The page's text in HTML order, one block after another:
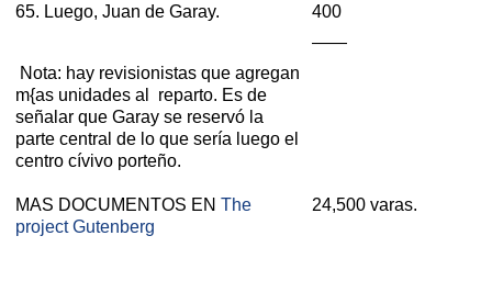
65. Luego, Juan de Garay.
400
——
Nota: hay revisionistas que agregan
m{as unidades al reparto. Es de
señalar que Garay se reservó la
parte central de lo que sería luego el
centro cívivo porteño.
MAS DOCUMENTOS EN The
project Gutenberg
24,500 varas.